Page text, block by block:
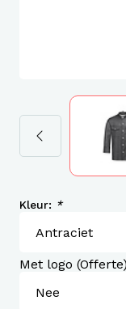
Kleur: *
Met logo (Offerte)